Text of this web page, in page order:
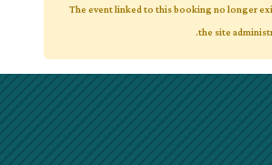
The event linked to this booking no longer
the site